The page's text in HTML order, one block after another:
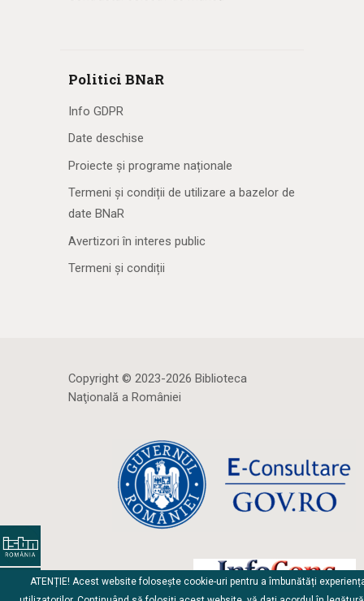
Politici BNaR
Info GDPR
Date deschise
Proiecte și programe naționale
Termeni și condiții de utilizare a bazelor de
date BNaR
Avertizori în interes public
Termeni și condiții
Copyright © 2023-2026 Biblioteca
Naţională a României
ATENȚIE! Acest website folosește cookie-uri pentru a îmbunătăți